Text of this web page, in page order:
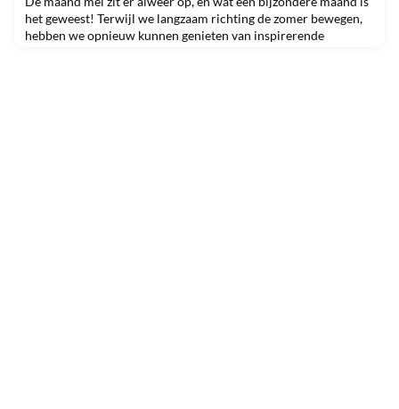
het geweest! Terwijl we langzaam richting de zomer bewegen,
hebben we opnieuw kunnen genieten van inspirerende